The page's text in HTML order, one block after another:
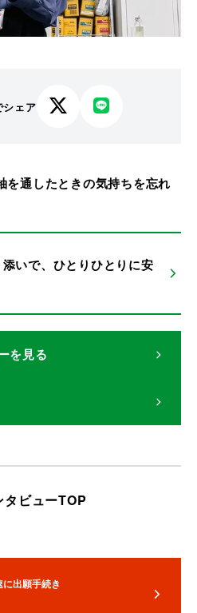
シェア
X
ア
る
LINE
ア
る
を通したときの気持ちを忘れ
いで、ひとりひとりに安
を見る
タビューTOP
出願手続き